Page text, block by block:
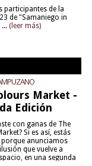
participantes de la
de "Samaniego in
(leer más)
Market -
Edición
con ganas de The
Si es así, estás
porque anunciamos
que vuelve a
en una segunda